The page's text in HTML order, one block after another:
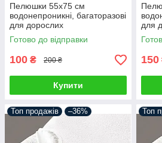
Пелюшки 55х75 см
водонепроникні, багаторазові
для дорослих
Готово до відправки
100 ₴ 200 ₴
Купити
для
150
Топ продажів –36% Топ